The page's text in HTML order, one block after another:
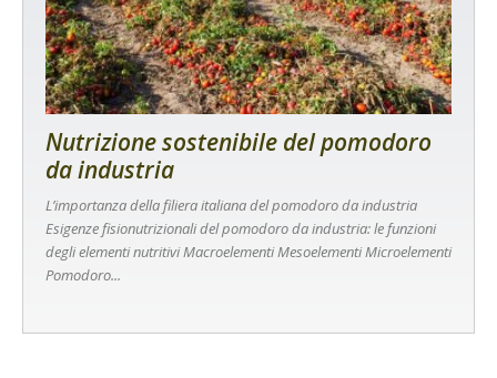
Nutrizione sostenibile del pomodoro
da industria
L’importanza della filiera italiana del pomodoro da industria
Esigenze fisionutrizionali del pomodoro da industria: le funzioni
degli elementi nutritivi Macroelementi Mesoelementi Microelementi
Pomodoro...